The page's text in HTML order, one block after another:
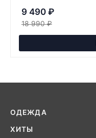
9 490 ₽
18 990 ₽
ОДЕЖДА
ХИТЫ